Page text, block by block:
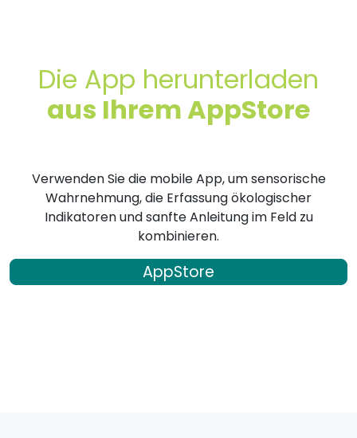
Die App herunterladen
aus Ihrem AppStore
Verwenden Sie die mobile App, um sensorische
Wahrnehmung, die Erfassung ökologischer
Indikatoren und sanfte Anleitung im Feld zu
kombinieren.
AppStore